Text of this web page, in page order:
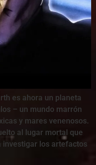
es ahora un planeta
– un mundo marrón
y mares venenosos.
al lugar mortal que
investigar los artefactos